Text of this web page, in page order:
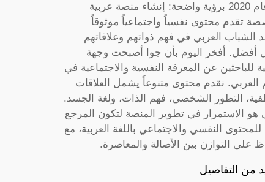
في عام 2020 برؤية واضحة: إنشاء منصة عربية
تقدم محتوى نفسياً واجتماعياً موثوقاً
الشباب العربي في فهم ذواتهم وعلاقاتهم
أفضل. أفخر اليوم بأن جوا أصبحت وجهة
للباحثين عن المعرفة النفسية والاجتماعية في
العربي. نقدم محتوى متنوعاً يشمل العلاقات
التطور الشخصي، فهم الذات، ولغة الجسد.
هو الاستمرار في تطوير المنصة لتكون المرجع
للمحتوى النفسي والاجتماعي باللغة العربية، مع
على التوازن بين الأصالة والمعاصرة.
من التفاصيل